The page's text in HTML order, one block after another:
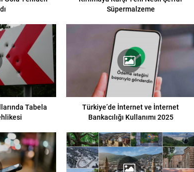
Süpermalzeme
Tabela
Türkiye’de İnternet ve İnternet
Bankacılığı Kullanımı 2025